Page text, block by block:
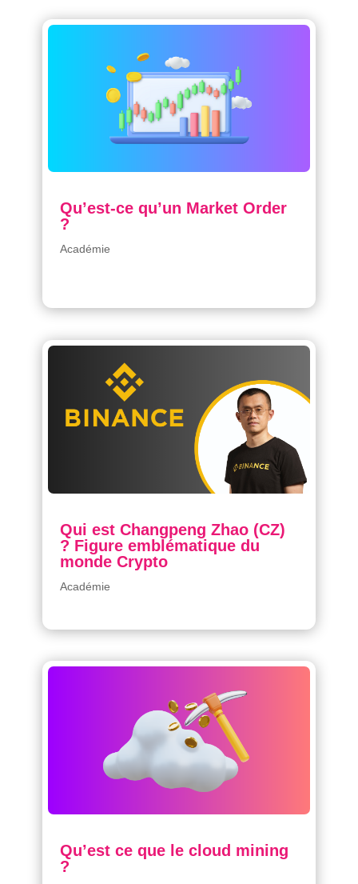
Qu’est-ce qu’un Market Order
?
Académie
Qui est Changpeng Zhao (CZ)
? Figure emblématique du
monde Crypto
Académie
Qu’est ce que le cloud mining
?